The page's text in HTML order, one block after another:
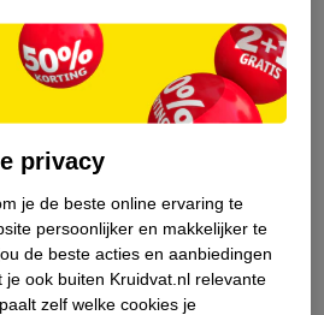
waardoor het komt dat je misselijk
Waarschijnlijk spelen hormonen
voor geuren. We weten dat de
ook last van hebben (gehad)
hebt, bijvoorbeeld omdat je
een tweeling
privacy
je de beste online ervaring te
persoonlijker en makkelijker te
de beste acties en aanbiedingen
ook buiten Kruidvat.nl relevante
zelf welke cookies je